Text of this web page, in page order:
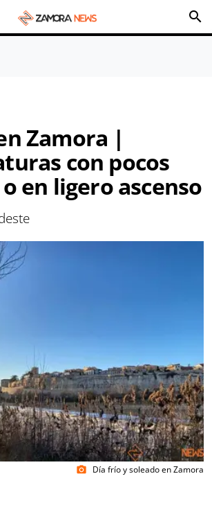
search
Zamora |
con pocos
en ligero ascenso
photo_camera Día frío y soleado en Zamora